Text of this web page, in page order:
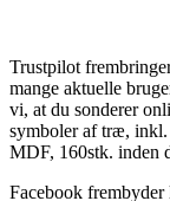
Trustpilot
mange aktuelle
vi, at du sonderer
symboler af træ,
MDF, 160stk. inden
Facebook frembyder